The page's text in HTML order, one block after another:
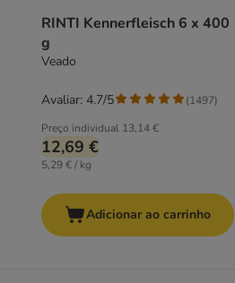
RINTI Kennerfleisch 6 x 400
g
Veado
Preço individual 13,14 €
12,69 €
5,29 € / kg
Avaliar: 4.7/5 (1497)
Adicionar ao carrinho